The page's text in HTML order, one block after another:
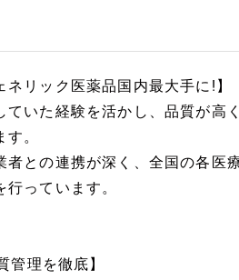
リック医薬品国内最大手に!】
いた経験を活かし、品質が高
。
との連携が深く、全国の各医
っています。
管理を徹底】